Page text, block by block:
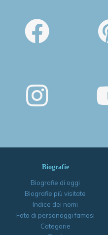
Biografie
Biografie di oggi
Biografie più visitate
Indice dei nomi
Foto di personaggi famosi
Categorie